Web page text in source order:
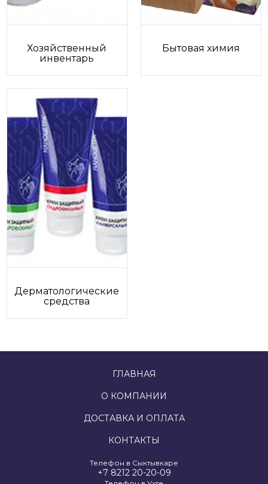
Хозяйственный
инвентарь
Бытовая химия
Дерматологические
средства
ГЛАВНАЯ
О КОМПАНИИ
ДОСТАВКА И ОПЛАТА
КОНТАКТЫ
Телефон в Сыктывкаре
+7 8212 20-20-09